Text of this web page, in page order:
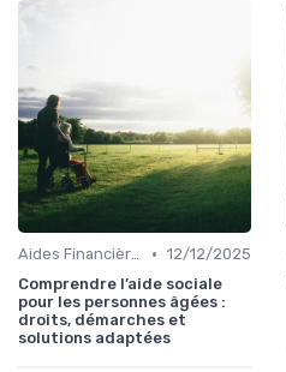
Aides Financières et Subventions • 12/12/2025
Comprendre l’aide sociale
pour les personnes âgées :
droits, démarches et
solutions adaptées